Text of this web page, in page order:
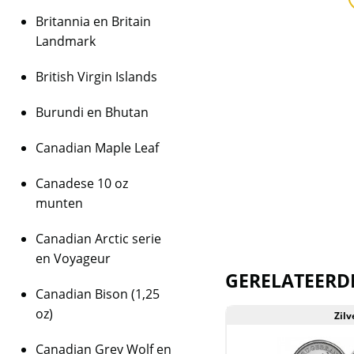
behalen op dit
Britannia en Britain
Landmark
British Virgin Islands
Burundi en Bhutan
Canadian Maple Leaf
Canadese 10 oz
munten
Canadian Arctic serie
en Voyageur
Canadian Bison (1,25
oz)
Canadian Grey Wolf en